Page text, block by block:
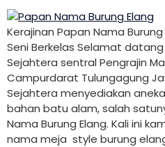
Kerajinan Papan Nama Burung
Seni Berkelas Selamat datang
Sejahtera sentral Pengrajin
Campurdarat Tulungagung
Sejahtera menyediakan
bahan batu alam, salah
Nama Burung Elang. Kali ini
nama meja style burung